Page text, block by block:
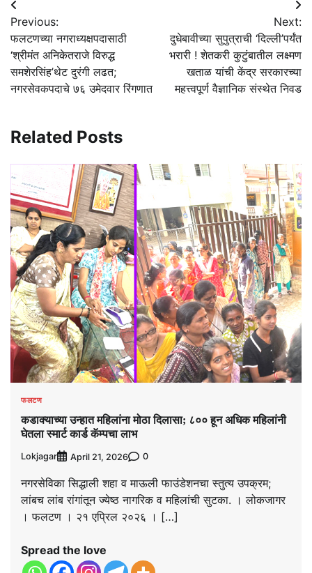
Post
navigation
Previous:
फलटणच्या नगराध्यक्षपदासाठी
‘श्रीमंत अनिकेतराजे विरुद्ध
समशेरसिंह’थेट दुरंगी लढत;
नगरसेवकपदाचे ७६ उमेदवार रिंगणात
Next:
दुधेबावीच्या सुपुत्राची ‘दिल्ली’पर्यंत
भरारी ! शेतकरी कुटुंबातील लक्ष्मण
खताळ यांची केंद्र सरकारच्या
महत्त्वपूर्ण वैज्ञानिक संस्थेत निवड
Related Posts
फलटण
कडाक्याच्या उन्हात महिलांना मोठा दिलासा; ८०० हून अधिक महिलांनी
घेतला स्मार्ट कार्ड कॅम्पचा लाभ
Lokjagar April 21, 2026 0
नगरसेविका सिद्धाली शहा व माऊली फाउंडेशनचा स्तुत्य उपक्रम;
लांबच लांब रांगांतून ज्येष्ठ नागरिक व महिलांची सुटका. । लोकजागर
। फलटण । २१ एप्रिल २०२६ । […]
Spread the love